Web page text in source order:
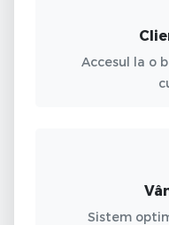
Accesul la o
Sistem